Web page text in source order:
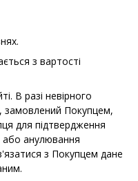
з вартості
В разі невірного
замовлений Покупцем,
для підтвердження
анулювання
з Покупцем дане